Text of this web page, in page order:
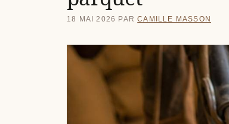
18 MAI 2026 PARCAMILLE MASSON